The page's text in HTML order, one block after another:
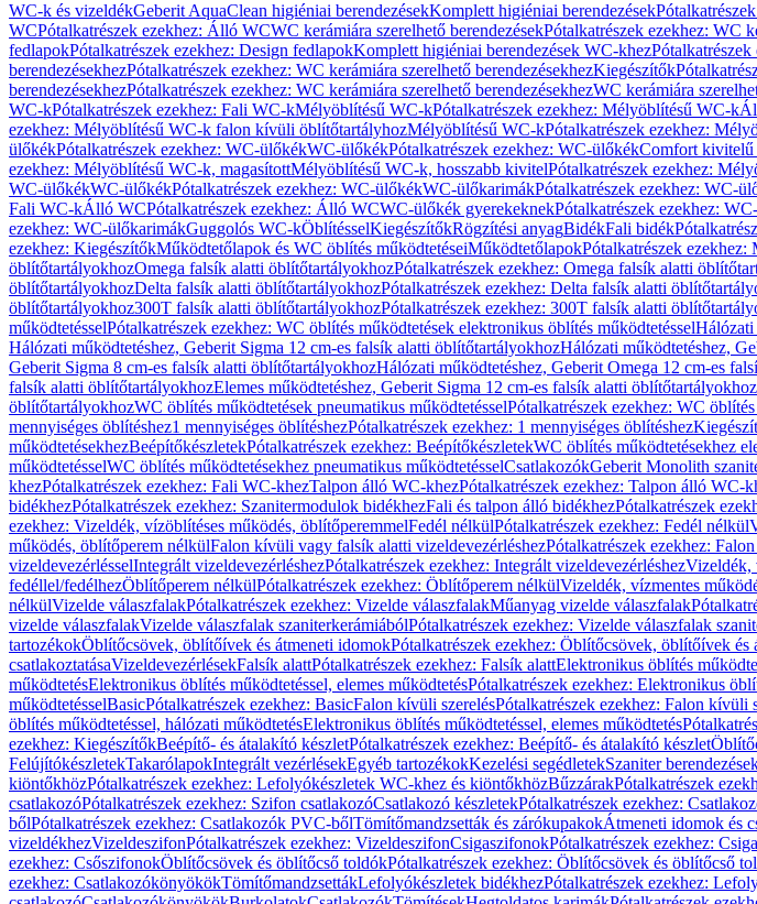
WC-k és vizeldékGeberit AquaClean higiéniai berendezésekKomplett higiéniai berendezések
WCPótalkatrészek ezekhez: Álló WCWC kerámiára szerelhető berendezésekPótalkatrészek ezekhez: WC
fedlapokPótalkatrészek ezekhez: Design fedlapokKomplett higiéniai berendezések WC-khez
berendezésekhezPótalkatrészek ezekhez: WC kerámiára szerelhető berendezésekhezKiegészítők
berendezésekhezPótalkatrészek ezekhez: WC kerámiára szerelhető berendezésekhezWC kerámiára
WC-kPótalkatrészek ezekhez: Fali WC-kMélyöblítésű WC-kPótalkatrészek ezekhez: Mélyöblítésű WC-k
ezekhez: Mélyöblítésű WC-k falon kívüli öblítőtartályhozMélyöblítésű WC-kPótalkatrészek ezekhez:
ülőkékPótalkatrészek ezekhez: WC-ülőkékWC-ülőkékPótalkatrészek ezekhez: WC-ülőkékComfort
ezekhez: Mélyöblítésű WC-k, magasítottMélyöblítésű WC-k, hosszabb kivitelPótalkatrészek ezekhez:
WC-ülőkékWC-ülőkékPótalkatrészek ezekhez: WC-ülőkékWC-ülőkarimákPótalkatrészek ezekhez: WC-
Fali WC-kÁlló WCPótalkatrészek ezekhez: Álló WCWC-ülőkék gyerekeknekPótalkatrészek ezekhez:
ezekhez: WC-ülőkarimákGuggolós WC-kÖblítésselKiegészítőkRögzítési anyagBidékFali bidék
ezekhez: KiegészítőkMűködtetőlapok és WC öblítés működtetéseiMűködtetőlapokPótalkatrészek ezekhez:
öblítőtartályokhozOmega falsík alatti öblítőtartályokhozPótalkatrészek ezekhez: Omega falsík alatti
öblítőtartályokhozDelta falsík alatti öblítőtartályokhozPótalkatrészek ezekhez: Delta falsík alatti
öblítőtartályokhoz300T falsík alatti öblítőtartályokhozPótalkatrészek ezekhez: 300T falsík alatti
működtetésselPótalkatrészek ezekhez: WC öblítés működtetések elektronikus öblítés működtetésselHálózati
Hálózati működtetéshez, Geberit Sigma 12 cm-es falsík alatti öblítőtartályokhozHálózati működtetéshez,
Geberit Sigma 8 cm-es falsík alatti öblítőtartályokhozHálózati működtetéshez, Geberit Omega 12 cm-es
falsík alatti öblítőtartályokhozElemes működtetéshez, Geberit Sigma 12 cm-es falsík alatti öblítőtartályokhoz
öblítőtartályokhozWC öblítés működtetések pneumatikus működtetésselPótalkatrészek ezekhez: WC
mennyiséges öblítéshez1 mennyiséges öblítéshezPótalkatrészek ezekhez: 1 mennyiséges öblítéshez
működtetésekhezBeépítőkészletekPótalkatrészek ezekhez: BeépítőkészletekWC öblítés működtetésekhez
működtetésselWC öblítés működtetésekhez pneumatikus működtetésselCsatlakozókGeberit Monolith
khezPótalkatrészek ezekhez: Fali WC-khezTalpon álló WC-khezPótalkatrészek ezekhez: Talpon álló WC-
bidékhezPótalkatrészek ezekhez: Szanitermodulok bidékhezFali és talpon álló bidékhezPótalkatrészek
ezekhez: Vizeldék, vízöblítéses működés, öblítőperemmelFedél nélkülPótalkatrészek ezekhez: Fedél nélkül
működés, öblítőperem nélkülFalon kívüli vagy falsík alatti vizeldevezérléshezPótalkatrészek ezekhez:
vizeldevezérlésselIntegrált vizeldevezérléshezPótalkatrészek ezekhez: Integrált vizeldevezérléshezVizeldék,
fedéllel/fedélhezÖblítőperem nélkülPótalkatrészek ezekhez: Öblítőperem nélkülVizeldék, vízmentes
nélkülVizelde válaszfalakPótalkatrészek ezekhez: Vizelde válaszfalakMűanyag vizelde válaszfalak
vizelde válaszfalakVizelde válaszfalak szaniterkerámiábólPótalkatrészek ezekhez: Vizelde válaszfalak
tartozékokÖblítőcsövek, öblítőívek és átmeneti idomokPótalkatrészek ezekhez: Öblítőcsövek, öblítőívek és
csatlakoztatásaVizeldevezérlésekFalsík alattPótalkatrészek ezekhez: Falsík alattElektronikus öblítés
működtetésElektronikus öblítés működtetéssel, elemes működtetésPótalkatrészek ezekhez: Elektronikus
működtetésselBasicPótalkatrészek ezekhez: BasicFalon kívüli szerelésPótalkatrészek ezekhez: Falon kívüli
öblítés működtetéssel, hálózati működtetésElektronikus öblítés működtetéssel, elemes működtetés
ezekhez: KiegészítőkBeépítő- és átalakító készletPótalkatrészek ezekhez: Beépítő- és átalakító készlet
FelújítókészletekTakarólapokIntegrált vezérlésekEgyéb tartozékokKezelési segédletekSzaniter
kiöntőkhözPótalkatrészek ezekhez: Lefolyókészletek WC-khez és kiöntőkhözBűzzárakPótalkatrészek
csatlakozóPótalkatrészek ezekhez: Szifon csatlakozóCsatlakozó készletekPótalkatrészek ezekhez:
bőlPótalkatrészek ezekhez: Csatlakozók PVC-bőlTömítőmandzsetták és zárókupakokÁtmeneti idomok és
vizeldékhezVizeldeszifonPótalkatrészek ezekhez: VizeldeszifonCsigaszifonokPótalkatrészek ezekhez:
ezekhez: CsőszifonokÖblítőcsövek és öblítőcső toldókPótalkatrészek ezekhez: Öblítőcsövek és öblítőcső
ezekhez: CsatlakozókönyökökTömítőmandzsettákLefolyókészletek bidékhezPótalkatrészek ezekhez: